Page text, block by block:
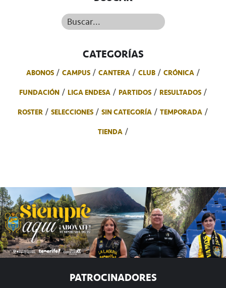
Buscar...
CATEGORÍAS
ABONOS CAMPUS CANTERA CLUB
CRÓNICA
FUNDACIÓN
LIGA ENDESA PARTIDOS
RESULTADOS
ROSTER
SELECCIONES SIN CATEGORÍA
TEMPORADA
TIENDA
PATROCINADORES